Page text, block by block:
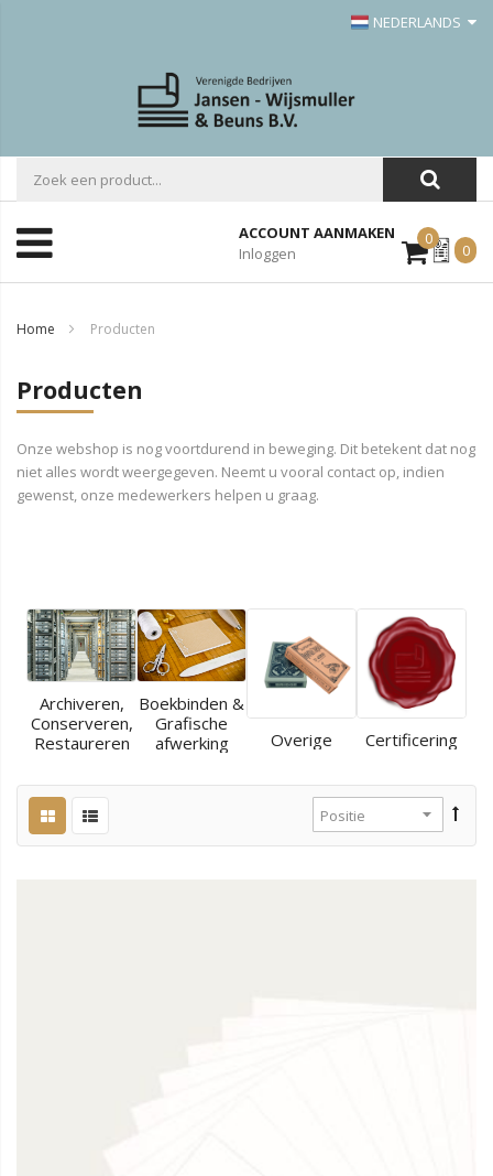
NEDERLANDS
ACCOUNT AANMAKEN
Inloggen
0Mijn
Offerte
0
Home Producten
Producten
Onze webshop is nog voortdurend in beweging. Dit betekent dat nog
niet alles wordt weergegeven. Neemt u vooral contact op, indien
gewenst, onze medewerkers helpen u graag.
Archiveren,
Conserveren,
Restaureren
Boekbinden &
Grafische
afwerking
Overige Certificering